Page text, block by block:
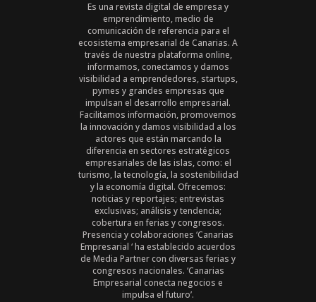
Es una revista digital de empresa y
emprendimiento, medio de
comunicación de referencia para el
ecosistema empresarial de Canarias. A
través de nuestra plataforma online,
informamos, conectamos y damos
visibilidad a emprendedores, startups,
pymes y grandes empresas que
impulsan el desarrollo empresarial.
Facilitamos información, promovemos
la innovación y damos visibilidad a los
actores que están marcando la
diferencia en sectores estratégicos
empresariales de las islas, como: el
turismo, la tecnología, la sostenibilidad
y la economía digital. Ofrecemos:
noticias y reportajes; entrevistas
exclusivas; análisis y tendencia;
cobertura en ferias y congresos.
Presencia y colaboraciones ‘Canarias
Empresarial ‘ ha establecido acuerdos
de Media Partner con diversas ferias y
congresos nacionales. ‘Canarias
Empresarial conecta negocios e
impulsa el futuro’.